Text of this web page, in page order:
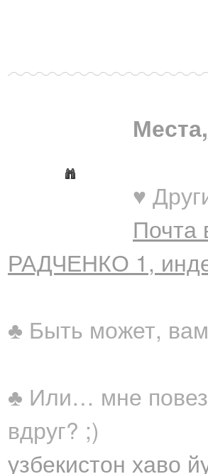
♥
Почта
РАДЧЕНКО 1,
♣ Быть может,
♣ Или… мне
вдруг? ;)
узбекистон хаво